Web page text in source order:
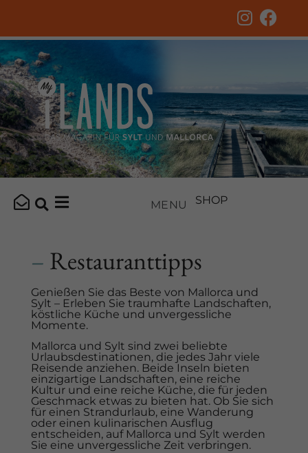
MENU SHOP
– Restauranttipps
Genießen Sie das Beste von Mallorca und
Sylt – Erleben Sie traumhafte Landschaften,
köstliche Küche und unvergessliche
Momente.
Mallorca und Sylt sind zwei beliebte
Urlaubsdestinationen, die jedes Jahr viele
Reisende anziehen. Beide Inseln bieten
einzigartige Landschaften, eine reiche
Kultur und eine reiche Küche, die für jeden
Geschmack etwas zu bieten hat. Ob Sie sich
für einen Strandurlaub, eine Wanderung
oder einen kulinarischen Ausflug
entscheiden, auf Mallorca und Sylt werden
Sie eine unvergessliche Zeit verbringen.